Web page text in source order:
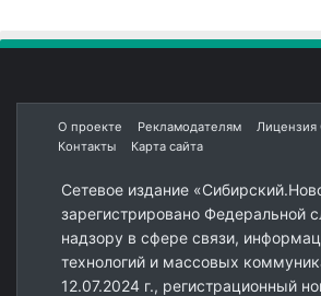
О проекте Рекламодателям
Контакты
Карта сайта
Сетевое издание
зарегистрировано Федеральной
надзору в сфере связи,
технологий и массовых
12.07.2024 г., регистрационный